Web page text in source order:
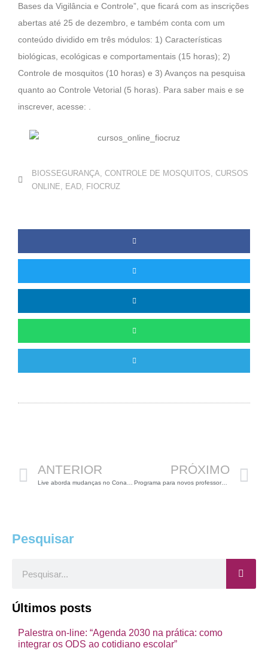
Bases da Vigilância e Controle”, que ficará com as inscrições
abertas até 25 de dezembro, e também conta com um
conteúdo dividido em três módulos: 1) Características
biológicas, ecológicas e comportamentais (15 horas); 2)
Controle de mosquitos (10 horas) e 3) Avanços na pesquisa
quanto ao Controle Vetorial (5 horas). Para saber mais e se
inscrever, acesse: .
BIOSSEGURANÇA, CONTROLE DE MOSQUITOS, CURSOS
ONLINE, EAD, FIOCRUZ
ANTERIOR PRÓXIMO
Programa para novos professores recebe inscrições
Pesquisar
Últimos posts
Palestra on-line: “Agenda 2030 na prática: como
integrar os ODS ao cotidiano escolar”